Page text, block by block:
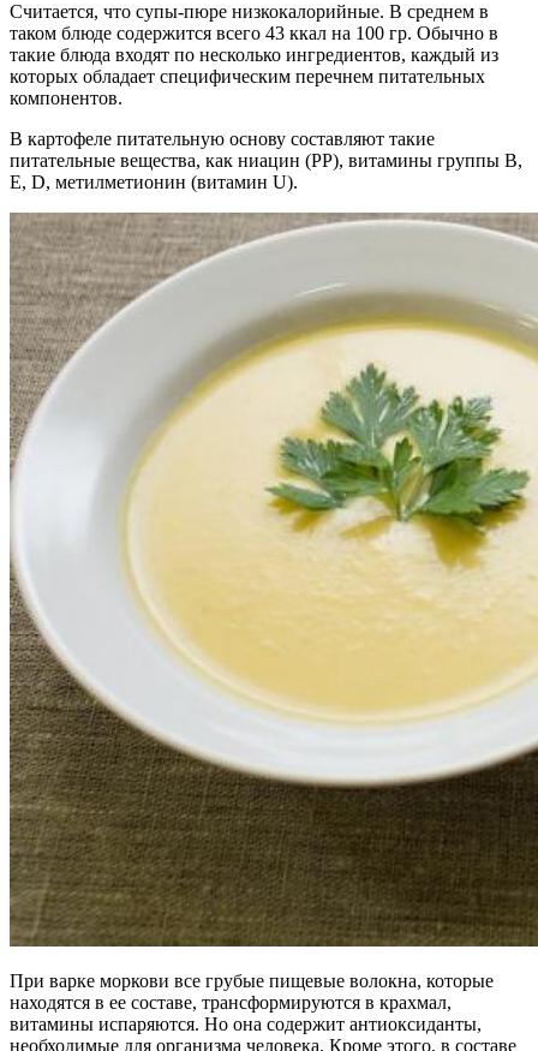
Считается, что супы-пюре низкокалорийные. В среднем в
таком блюде содержится всего 43 ккал на 100 гр. Обычно в
такие блюда входят по несколько ингредиентов, каждый из
которых обладает специфическим перечнем питательных
компонентов.
В картофеле питательную основу составляют такие
питательные вещества, как ниацин (РР), витамины группы В,
Е, D, метилметионин (витамин U).
При варке моркови все грубые пищевые волокна, которые
находятся в ее составе, трансформируются в крахмал,
витамины испаряются. Но она содержит антиоксиданты,
необходимые для организма человека. Кроме этого, в составе